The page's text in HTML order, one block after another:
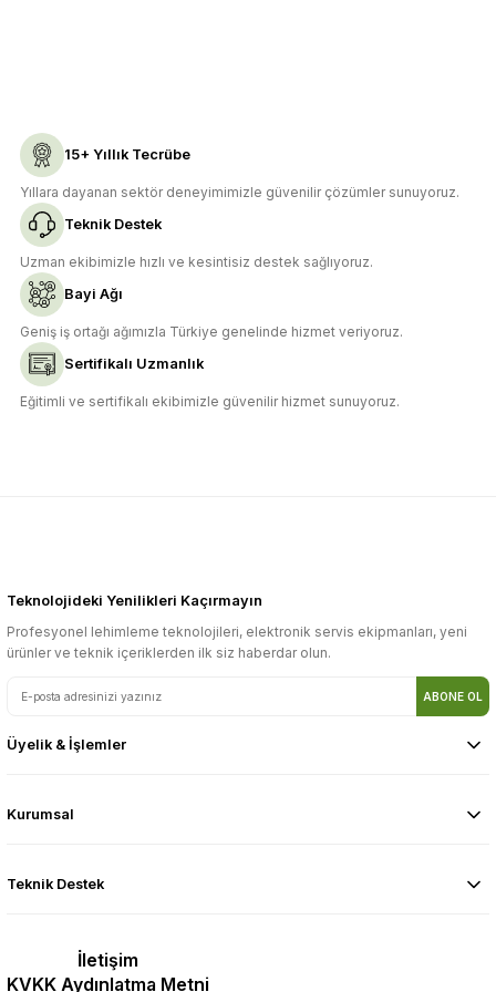
Bu ürüne benzer farklı alternatifler olmalı.
15+ Yıllık Tecrübe
Yıllara dayanan sektör deneyimimizle güvenilir çözümler sunuyoruz.
Teknik Destek
Uzman ekibimizle hızlı ve kesintisiz destek sağlıyoruz.
Bayi Ağı
Geniş iş ortağı ağımızla Türkiye genelinde hizmet veriyoruz.
Sertifikalı Uzmanlık
Eğitimli ve sertifikalı ekibimizle güvenilir hizmet sunuyoruz.
Teknolojideki Yenilikleri Kaçırmayın
Profesyonel lehimleme teknolojileri, elektronik servis ekipmanları, yeni
ürünler ve teknik içeriklerden ilk siz haberdar olun.
ABONE OL
Üyelik & İşlemler
Kurumsal
Teknik Destek
İletişim
KVKK Aydınlatma Metni